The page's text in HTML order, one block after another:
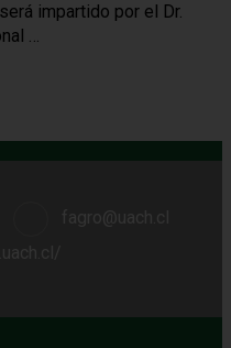
impartido por el Dr.
…